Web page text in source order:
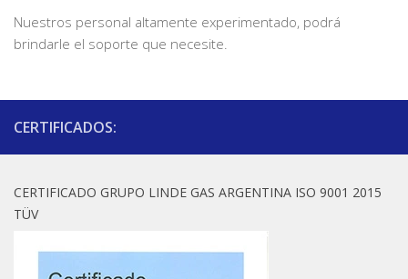
Nuestros personal altamente experimentado, podrá
brindarle el soporte que necesite.
CERTIFICADOS:
CERTIFICADO GRUPO LINDE GAS ARGENTINA ISO 9001 2015
TÜV